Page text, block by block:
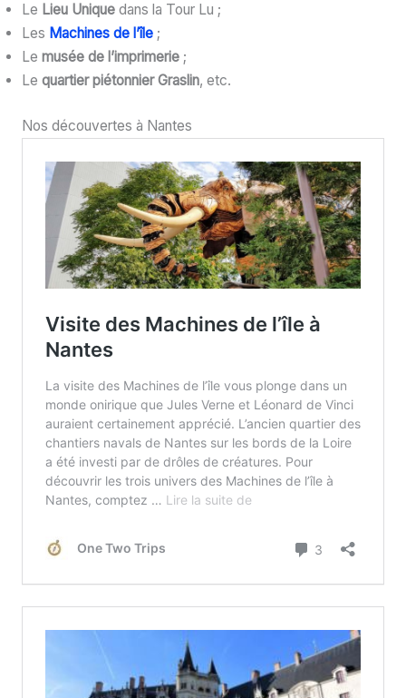
Le Lieu Uniquedans la Tour Lu ;
Les Machines de l’île;
Le musée de l’imprimerie;
Le quartier piétonnier Graslin, etc.
Nos découvertes à Nantes